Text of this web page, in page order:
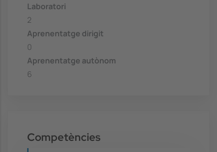
Laboratori
2
Aprenentatge dirigit
0
Aprenentatge autònom
6
Competències